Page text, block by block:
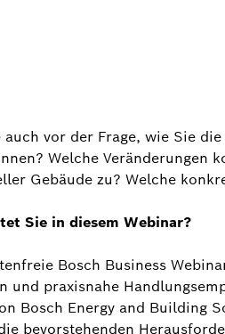
auch vor der Frage, wie Sie
Welche Veränderungen
Gebäude zu? Welche
Sie in diesem Webinar?
Bosch Business
und praxisnahe
Bosch Energy and Building
bevorstehenden